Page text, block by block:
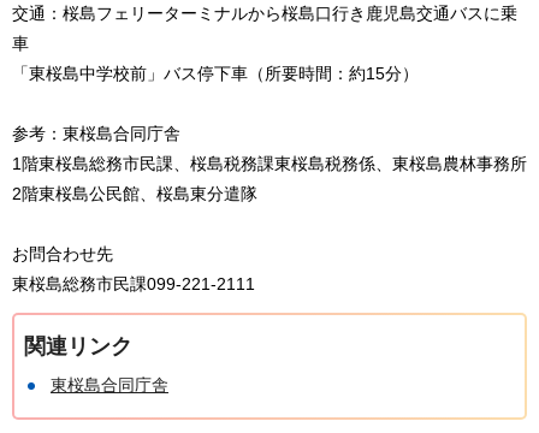
交通：桜島フェリーターミナルから桜島口行き鹿児島交通バスに乗
車
「東桜島中学校前」バス停下車（所要時間：約15分）
参考：東桜島合同庁舎
1階東桜島総務市民課、桜島税務課東桜島税務係、東桜島農林事務所
2階東桜島公民館、桜島東分遣隊
お問合わせ先
東桜島総務市民課099-221-2111
関連リンク
東桜島合同庁舎